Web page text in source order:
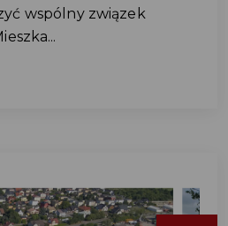
wspólny związek